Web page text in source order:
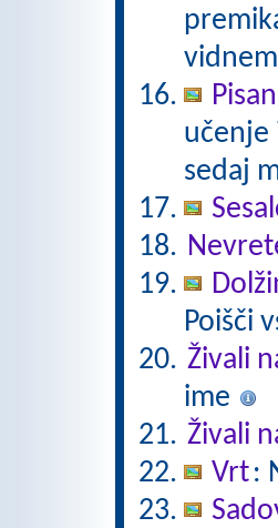
učenje
sedaj
Poišči
Živali
ime
Živali
Vrt: